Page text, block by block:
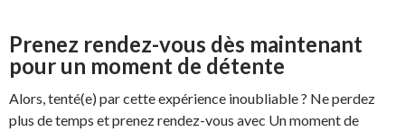
Prenez rendez-vous dès maintenant
pour un moment de détente
Alors, tenté(e) par cette expérience inoubliable ? Ne perdez
plus de temps et prenez rendez-vous avec Un moment de